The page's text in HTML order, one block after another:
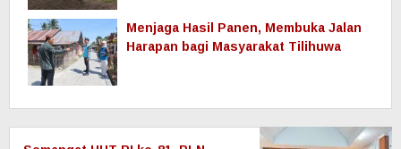
Kebersamaan
Menjaga Hasil Panen, Membuka Jalan
Harapan bagi Masyarakat Tilihuwa